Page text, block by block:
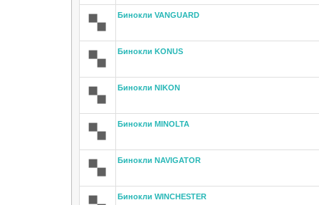
Бинокли VANGUARD
Бинокли KONUS
Бинокли NIKON
Бинокли MINOLTA
Бинокли NAVIGATOR
Бинокли WINCHESTER